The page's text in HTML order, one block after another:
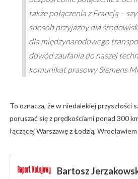
także połączenia z Francją –
sposób przyjazny dla
dla międzynarodowego
dowód zaufania do naszej
komunikat prasowy Siemens
To oznacza, że w niedalekiej przyszłości
poruszać się z prędkościami ponad 300
łączącej Warszawę z Łodzią,
Bartosz